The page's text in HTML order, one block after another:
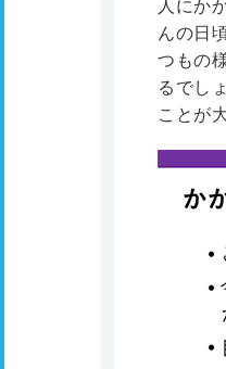
人にか
んの日
つもの
るでし
ことが